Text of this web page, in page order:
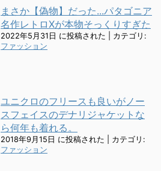
まさか【偽物】だった...パタゴニア
名作レトロXが本物そっくりすぎた
2022年5月31日 に投稿された
カテゴリ:
ファッション
ユニクロのフリースも良いがノー
スフェイスのデナリジャケットな
ら何年も着れる。
2018年9月15日 に投稿された
カテゴリ:
ファッション